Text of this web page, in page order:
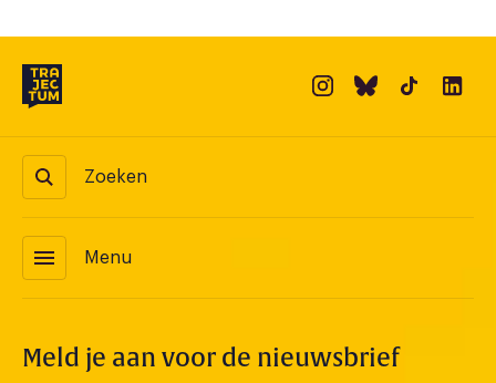
Zoeken
menu Menu
Meld je aan voor de nieuwsbrief